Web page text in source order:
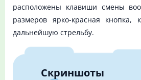
расположены клавиши смены
размеров ярко-красная кнопка,
дальнейшую стрельбу.
Скриншоты